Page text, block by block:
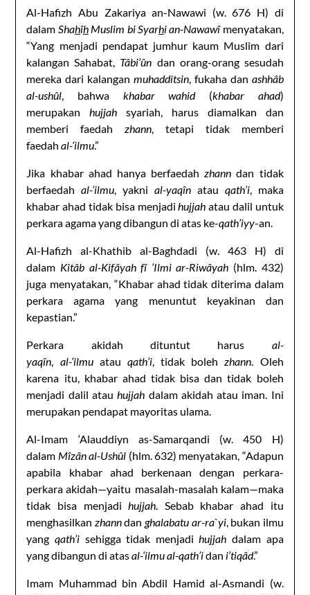
Al-Hafizh Abu Zakariya an-Nawawi (w. 676 H) di
dalam ShahîhMuslim bi Syarhi an-Nawawîmenyatakan,
“Yang menjadi pendapat jumhur kaum Muslim dari
kalangan Sahabat, Tâbi’ûn dan orang-orang sesudah
mereka dari kalangan muhadditsin , fukaha dan ashhâb
al-ushûl , bahwa khabar wahid(khabar ahad)
merupakan hujjah syariah, harus diamalkan dan
memberi faedah zhann , tetapi tidak memberi
faedahal-‘ilmu.”
Jika khabar ahad hanya berfaedah zhann dan tidak
berfaedahal-‘ilmu , yaknial-yaqîn atau qath’i, maka
khabar ahad tidak bisa menjadi hujjah atau dalil untuk
perkara agama yang dibangun di atas ke-qath’iyy-an.
Al-Hafizh al-Khathib al-Baghdadi (w. 463 H) di
dalam Kitâb al-Kifâyah fî ‘Ilmi ar-Riwâyah (hlm. 432)
juga menyatakan, “Khabar ahad tidak diterima dalam
perkara agama yang menuntut keyakinan dan
kepastian.”
Perkara akidah dituntut harus al-
yaqîn
al-‘ilmuatau qath’i, tidak boleh zhann . Oleh
karena itu, khabar ahad tidak bisa dan tidak boleh
menjadi dalil atau hujjah dalam akidah atau iman. Ini
merupakan pendapat mayoritas ulama.
Al-Imam ‘Alauddiyn as-Samarqandi (w. 450 H)
dalam Mîzân al-Ushûl (hlm. 632) menyatakan, “Adapun
apabila khabar ahad berkenaan dengan perkara-
perkara akidah—yaitu masalah-masalah kalam—maka
tidak bisa menjadi hujjah . Sebab khabar ahad itu
menghasilkan zhanndan ghalabatu ar-ra`yi, bukan ilmu
yangqath’i sehigga tidak menjadi hujjah dalam apa
yang dibangun di atasal-‘ilmu al-qath’idan i’tiqâd.”
Imam Muhammad bin Abdil Hamid al-Asmandi (w.